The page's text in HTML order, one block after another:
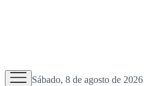
Sábado, 8 de agosto de 2026